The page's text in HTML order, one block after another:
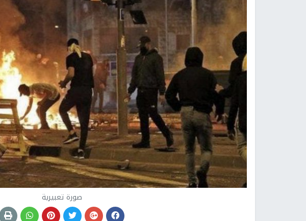
صورة تعبيرية